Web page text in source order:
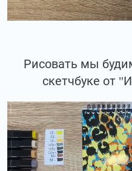
Рисовать мы
скетчбуке от